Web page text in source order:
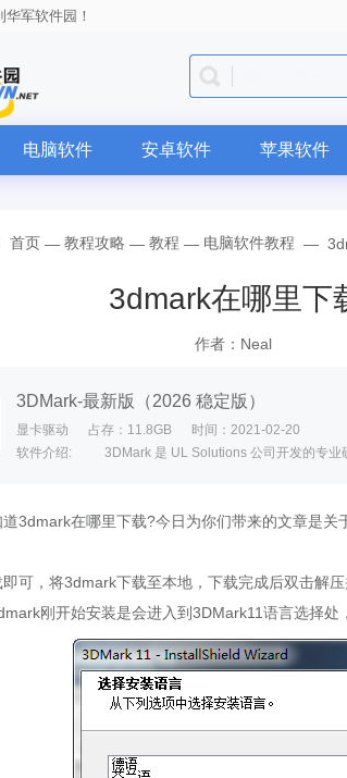
军软件园！
电脑软件 安卓软件 苹果软件
首页 — 教程攻略 — 教程 — 电脑软件教程 —
3dmark在哪里下
作者：Neal
3DMark-最新版（2026 稳定版）
显卡驱动 占存：11.8GB
时间：2021-02-20
在哪里下载?今日为你们带来的文章是关
，将3dmark下载至本地，下载完成后双击解压
刚开始安装是会进入到3DMark11语言选择处